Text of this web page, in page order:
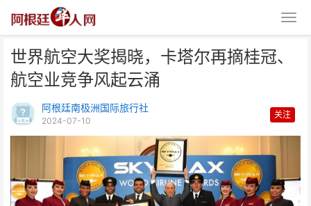
世界航空大奖揭晓，卡塔尔再摘桂冠、
航空业竞争风起云涌
阿根廷南极洲国际旅行社
2024-07-10
关注
世界航空大奖揭晓，卡塔尔再摘桂
冠、航空业竞争风起云涌